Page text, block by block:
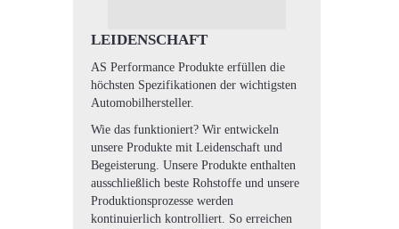
LEIDENSCHAFT
AS Performance Produkte erfüllen die
höchsten Spezifikationen der wichtigsten
Automobilhersteller.
Wie das funktioniert? Wir entwickeln
unsere Produkte mit Leidenschaft und
Begeisterung. Unsere Produkte enthalten
ausschließlich beste Rohstoffe und unsere
Produktionsprozesse werden
kontinuierlich kontrolliert. So erreichen